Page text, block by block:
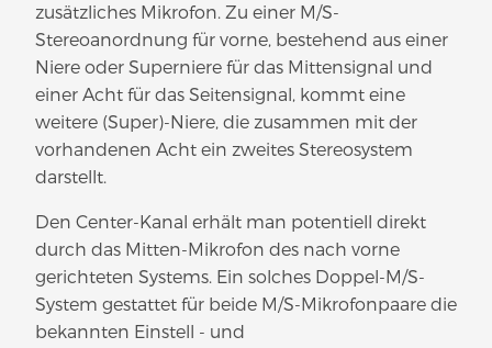
zusätzliches Mikrofon. Zu einer M/S-
Stereoanordnung für vorne, bestehend aus einer
Niere oder Superniere für das Mittensignal und
einer Acht für das Seitensignal, kommt eine
weitere (Super)-Niere, die zusammen mit der
vorhandenen Acht ein zweites Stereosystem
darstellt.
Den Center-Kanal erhält man potentiell direkt
durch das Mitten-Mikrofon des nach vorne
gerichteten Systems. Ein solches Doppel-M/S-
System gestattet für beide M/S-Mikrofonpaare die
bekannten Einstell - und